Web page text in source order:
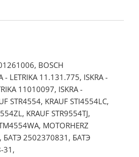
BOSCH
- LETRIKA 11.131.775, ISKRA -
11010097, ISKRA -
STR4554, KRAUF STI4554LC,
KRAUF STR9554TJ,
MOTORHERZ
БАТЭ 2502370831, БАТЭ
31,